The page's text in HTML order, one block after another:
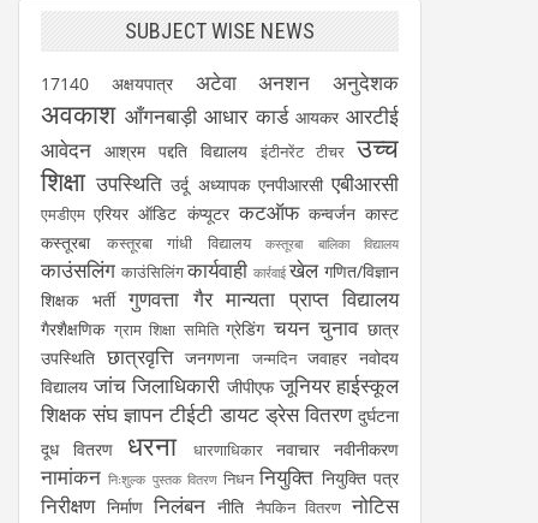
SUBJECT WISE NEWS
17140 अक्षयपात्र अटेवा अनशन अनुदेशक
अवकाश आँगनबाड़ी आधार कार्ड आयकर आरटीई
आवेदन आश्रम पद्दति विद्यालय इंटीनरेंट टीचर उच्च
शिक्षा उपस्थिति उर्दू अध्यापक एनपीआरसी एबीआरसी
एमडीएम एरियर ऑडिट कंप्यूटर कटऑफ कन्वर्जन कास्ट
कस्तूरबा
कस्तूरबा गांधी विद्यालय कस्तूरबा बालिका विद्यालय
काउंसलिंग काउंसिलिंग कार्यवाही कार्रवाई खेल गणित/विज्ञान
शिक्षक भर्ती
गुणवत्ता गैर मान्यता प्राप्त विद्यालय
गैरशैक्षणिक ग्राम शिक्षा समिति ग्रेडिंग चयन चुनाव छात्र
उपस्थिति छात्रवृत्ति जनगणना जन्मदिन जवाहर नवोदय
विद्यालय जांच जिलाधिकारी जीपीएफ जूनियर हाईस्कूल
शिक्षक संघ ज्ञापन टीईटी डायट ड्रेस वितरण दुर्घटना
दूध वितरण
धरना धारणाधिकार नवाचार नवीनीकरण
नामांकन निःशुल्क पुस्तक वितरण निधन नियुक्ति नियुक्ति पत्र
निरीक्षण निर्माण निलंबन नीति नैपकिन वितरण नोटिस